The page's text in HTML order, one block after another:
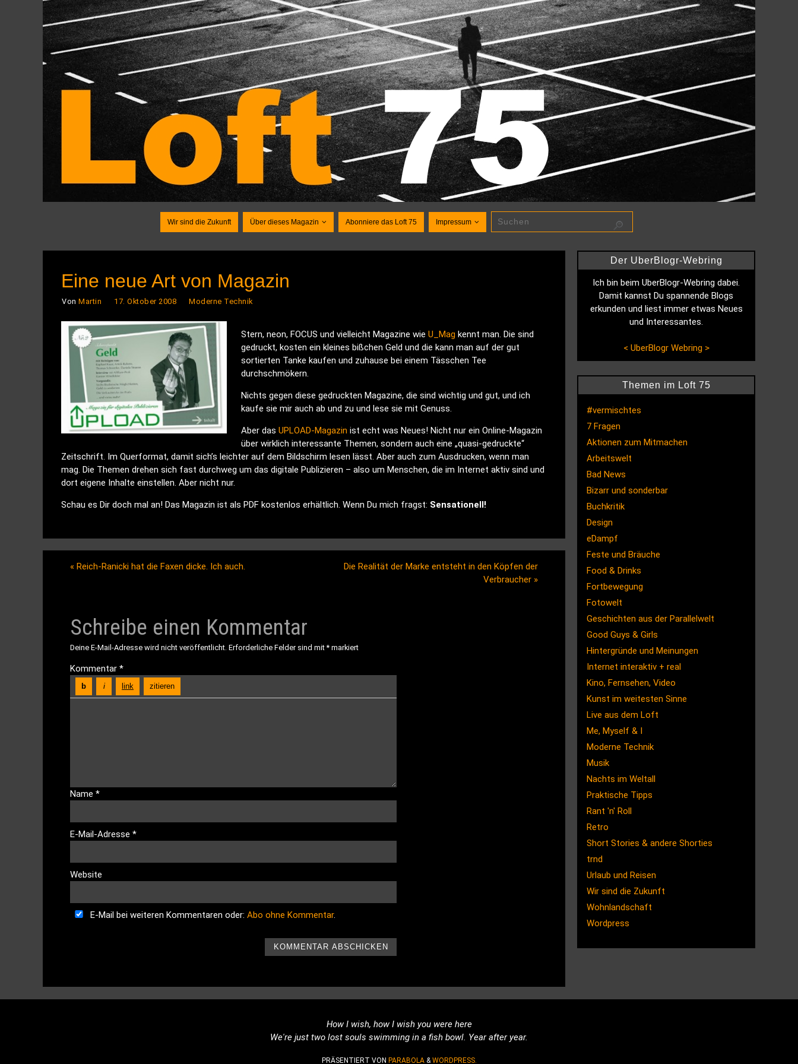
Wir sind die Zukunft Über dieses Magazin Abonniere das Loft 75 Impressum
Eine neue Art von Magazin
Von Martin 17. Oktober 2008 Moderne Technik
Stern, neon, FOCUS und vielleicht Magazine wie U_Mag kennt man. Die sind
gedruckt, kosten ein kleines bißchen Geld und die kann man auf der gut
sortierten Tanke kaufen und zuhause bei einem Tässchen Tee
durchschmökern.
Nichts gegen diese gedruckten Magazine, die sind wichtig und gut, und ich
kaufe sie mir auch ab und zu und lese sie mit Genuss.
Aber das UPLOAD-Magazin ist echt was Neues! Nicht nur ein Online-Magazin
über wirklich interessante Themen, sondern auch eine „quasi-gedruckte“
Zeitschrift. Im Querformat, damit sich’s leichter auf dem Bildschirm lesen lässt. Aber auch zum Ausdrucken, wenn man
mag. Die Themen drehen sich fast durchweg um das digitale Publizieren – also um Menschen, die im Internet aktiv sind und
dort eigene Inhalte einstellen. Aber nicht nur.
Schau es Dir doch mal an! Das Magazin ist als PDF kostenlos erhältlich. Wenn Du mich fragst: Sensationell!
« Reich-Ranicki hat die Faxen dicke. Ich auch.
Die Realität der Marke entsteht in den Köpfen der
Verbraucher »
Schreibe einen Kommentar
Deine E-Mail-Adresse wird nicht veröffentlicht. Erforderliche Felder sind mit* markiert
Kommentar *
Name *
E-Mail-Adresse *
Website
E-Mail bei weiteren Kommentaren oder: Abo ohne Kommentar.
Der UberBlogr-Webring
Ich bin beim UberBlogr-Webring dabei.
Damit kannst Du spannende Blogs
erkunden und liest immer etwas Neues
und Interessantes.
< UberBlogr Webring >
Themen im Loft 75
#vermischtes
7 Fragen
Aktionen zum Mitmachen
Arbeitswelt
Bad News
Bizarr und sonderbar
Buchkritik
Design
eDampf
Feste und Bräuche
Food & Drinks
Fortbewegung
Fotowelt
Geschichten aus der Parallelwelt
Good Guys & Girls
Hintergründe und Meinungen
Internet interaktiv + real
Kino, Fernsehen, Video
Kunst im weitesten Sinne
Live aus dem Loft
Me, Myself & I
Moderne Technik
Musik
Nachts im Weltall
Praktische Tipps
Rant 'n' Roll
Retro
Short Stories & andere Shorties
trnd
Urlaub und Reisen
Wir sind die Zukunft
Wohnlandschaft
Wordpress
How I wish, how I wish you were here
We're just two lost souls swimming in a fish bowl. Year after year.
PRÄSENTIERT VON PARABOLA&WORDPRESS.